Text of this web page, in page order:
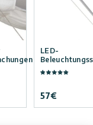
LED-
57€